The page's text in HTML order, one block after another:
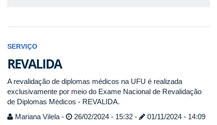
SERVIÇO
REVALIDA
A revalidação de diplomas médicos na UFU é realizada
exclusivamente por meio do Exame Nacional de Revalidação
de Diplomas Médicos - REVALIDA.
Mariana Vilela -
26/02/2024 - 15:32 - 01/11/2024 - 14:09